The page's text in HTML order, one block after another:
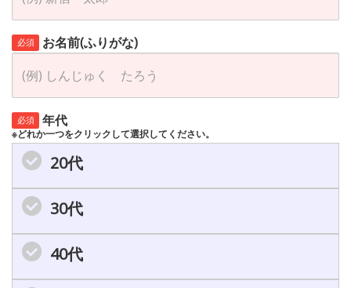
必須 お名前(ふりがな)
必須 年代
※どれか一つをクリックして選択してください。
20代
30代
40代